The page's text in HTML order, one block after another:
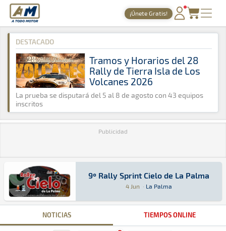
A Todo Motor · Revista del motor desde 1999
¡Únete Gratis!
PORTADA
TIEMPOS ONLINE
NOTICIAS
AGENDA
GALERÍAS
A Todo Motor » Agenda » 2016 » Junio
DESTACADO
Tramos y Horarios del 28
Rally de Tierra Isla de Los
Volcanes 2026
La prueba se disputará del 5 al 8 de agosto con 43 equipos
inscritos
Publicidad
9º Rally Sprint Cielo de La Palma
9º Rally Sprint Cielo de La Palma
4 Jun · La Palma
Rally Sprint · 9º Rally Sprint Cielo de La
La Palma
NOTICIAS TIEMPOS ONLINE